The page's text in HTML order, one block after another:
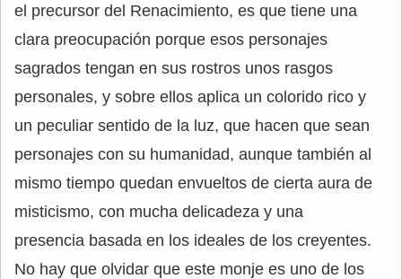
el precursor del Renacimiento, es que tiene una
clara preocupación porque esos personajes
sagrados tengan en sus rostros unos rasgos
personales, y sobre ellos aplica un colorido rico y
un peculiar sentido de la luz, que hacen que sean
personajes con su humanidad, aunque también al
mismo tiempo quedan envueltos de cierta aura de
misticismo, con mucha delicadeza y una
presencia basada en los ideales de los creyentes.
No hay que olvidar que este monje es uno de los